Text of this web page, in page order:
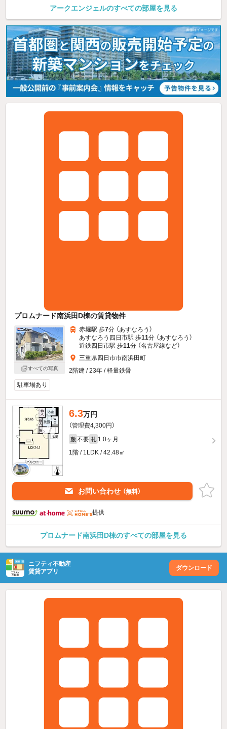
アークエンジェルのすべての部屋を見る
プロムナード南浜田D棟の賃貸物件
すべての写真
赤堀駅 歩7分 （あすなろう）
あすなろう四日市駅 歩11分 （あすなろう）
近鉄四日市駅 歩11分 （名古屋線など）
三重県四日市市南浜田町
2階建 / 23年 / 軽量鉄骨
駐車場あり
6.3万円
（管理費4,300円）
敷 不要 礼 1.0ヶ月
1階 / 1LDK / 42.48㎡
お問い合わせ （無料）
提供
プロムナード南浜田D棟のすべての部屋を見る
ニフティ不動産
賃貸アプリ
ダウンロード